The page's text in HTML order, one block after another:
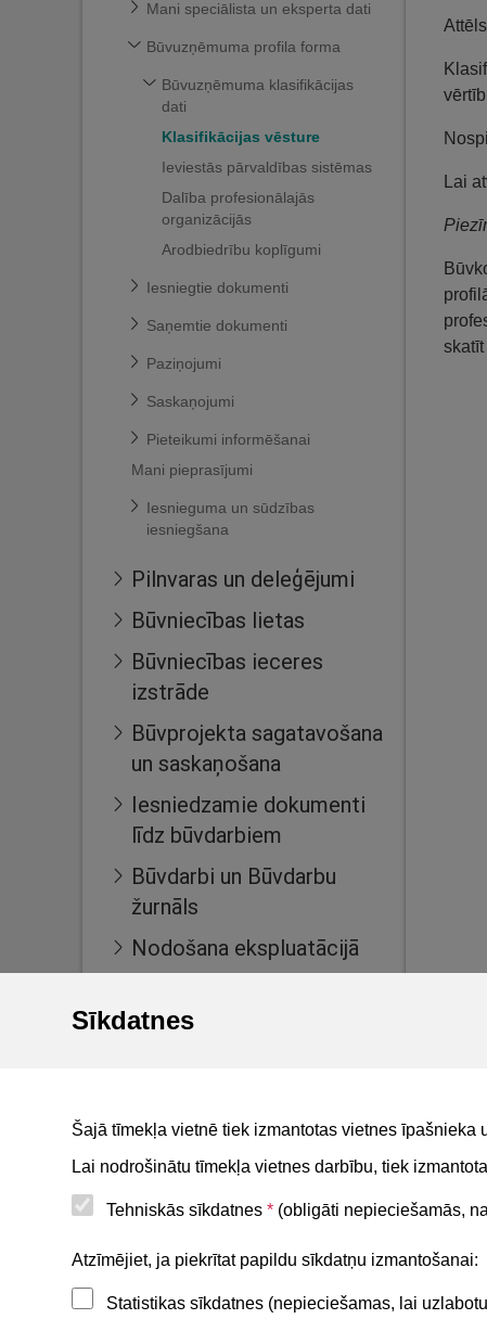
Sīkdatnes
Šajā tīmekļa vietnē tiek izmantotas vietnes īpašnieka
Lai nodrošinātu tīmekļa vietnes darbību, tiek
Tehniskās sīkdatnes * (obligāti nepieciešamās,
Atzīmējiet, ja piekrītat papildu sīkdatņu izmantošanai:
Statistikas sīkdatnes (nepieciešamas, lai
Mani speciālista un eksperta dati
Būvuzņēmuma profila forma
Būvuzņēmuma klasifikācijas
dati
Klasifikācijas vēsture
Ieviestās pārvaldības sistēmas
Dalība profesionālajās
organizācijās
Arodbiedrību koplīgumi
Iesniegtie dokumenti
Saņemtie dokumenti
Paziņojumi
Saskaņojumi
Pieteikumi informēšanai
Mani pieprasījumi
Iesnieguma un sūdzības
iesniegšana
Pilnvaras un deleģējumi
Būvniecības lietas
Būvniecības ieceres
izstrāde
Būvprojekta sagatavošana
un saskaņošana
Iesniedzamie dokumenti
līdz būvdarbiem
Būvdarbi un Būvdarbu
žurnāls
Nodošana ekspluatācijā
Māju lietas
For non-residents
Lai
skatīt
Noderīgi
Privātuma politika